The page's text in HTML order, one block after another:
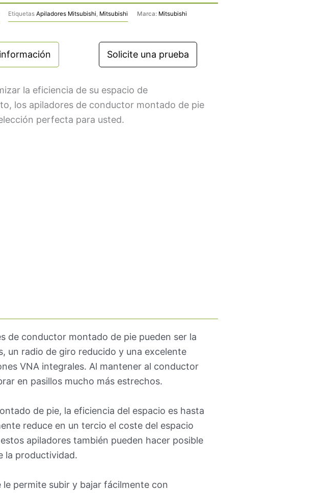
Etiquetas Apiladores Mitsubishi, Mitsubishi Marca: Mitsubishi
Solicite una prueba
la eficiencia de su espacio de
los apiladores de conductor montado de pie
perfecta para usted.
de conductor montado de pie pueden ser la
un radio de giro reducido y una excelente
VNA integrales. Al mantener al conductor
en pasillos mucho más estrechos.
de pie, la eficiencia del espacio es hasta
reduce en un tercio el coste del espacio
apiladores también pueden hacer posible
la productividad.
permite subir y bajar fácilmente con